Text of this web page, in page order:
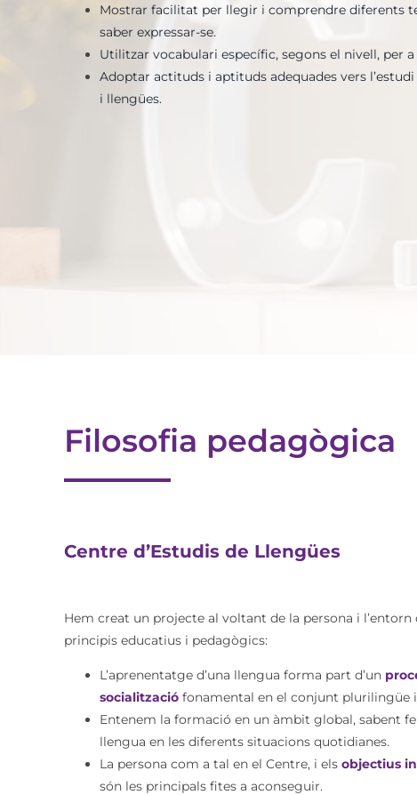
Mostrar facilitat per llegir i comprendre diferents
saber expressar-se.
Utilitzar vocabulari específic, segons el nivell, per a
Adoptar actituds i aptituds adequades vers
i llengües.
Filosofia pedagògica
Centre d’Estudis de Llengües
Hem creat un projecte al voltant de la persona i l’entorn
principis educatius i pedagògics:
L’aprenentatge d’una llengua forma part d’un
socialitzaciófonamental en el conjunt plurilingüe
Entenem la formació en un àmbit global, sabent
llengua en les diferents situacions quotidianes.
La persona com a tal en el Centre, i els objectius
són les principals fites a aconseguir.